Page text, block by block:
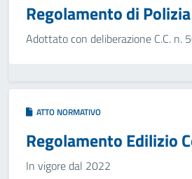
Regolamento di
Adottato con deliberazione C.C. n.
ATTO NORMATIVO
Regolamento Edilizio
In vigore dal 2022